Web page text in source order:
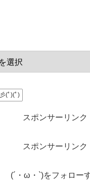
彡(ﾟ)(ﾟ)
スポンサーリンク
スポンサーリンク
(´・ω・`)をフォロー